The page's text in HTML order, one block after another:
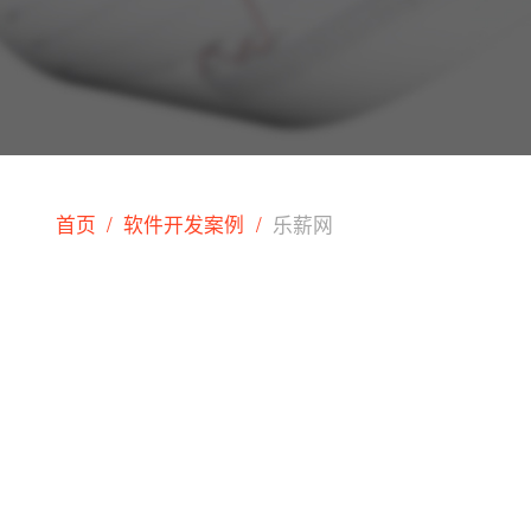
首页 软件开发案例 乐薪网